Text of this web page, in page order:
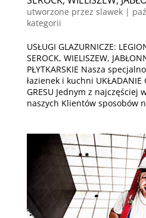
utworzone przez slawek|
kategorii
USŁUGI GLAZURNICZE:
SEROCK, WIELISZEW,
PŁYTKARSKIE Nasza
łazienek i kuchni UKŁADANIE
GRESU Jednym z najczęściej
naszych Klientów sposobów